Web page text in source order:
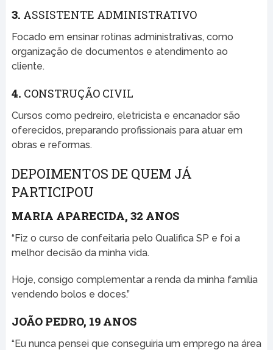
3. ASSISTENTE ADMINISTRATIVO
Focado em ensinar rotinas administrativas, como
organização de documentos e atendimento ao
cliente.
4. CONSTRUÇÃO CIVIL
Cursos como pedreiro, eletricista e encanador são
oferecidos, preparando profissionais para atuar em
obras e reformas.
DEPOIMENTOS DE QUEM JÁ
PARTICIPOU
MARIA APARECIDA, 32 ANOS
“Fiz o curso de confeitaria pelo Qualifica SP e foi a
melhor decisão da minha vida.
Hoje, consigo complementar a renda da minha família
vendendo bolos e doces.”
JOÃO PEDRO, 19 ANOS
“Eu nunca pensei que conseguiria um emprego na área